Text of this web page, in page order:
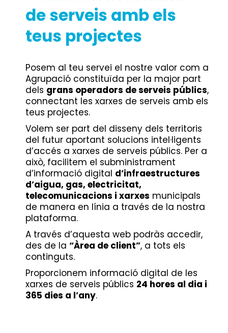
de serveis amb els
teus projectes
Posem al teu servei el nostre valor com a
Agrupació constituïda per la major part
dels grans operadors de serveis públics,
connectant les xarxes de serveis amb els
teus projectes.
Volem ser part del disseny dels territoris
del futur aportant solucions intel·ligents
d’accés a xarxes de serveis públics. Per a
això, facilitem el subministrament
d’informació digital d’infraestructures
d’aigua, gas, electricitat,
telecomunicacions i xarxes municipals
de manera en línia a través de la nostra
plataforma.
A través d’aquesta web podràs accedir,
des de la “Àrea de client”, a tots els
continguts.
Proporcionem informació digital de les
xarxes de serveis públics 24 hores al dia i
365 dies a l’any.